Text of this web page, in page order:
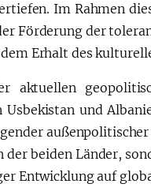
Im Rahmen
Förderung der
Erhalt des
aktuellen
Usbekistan und
der beiden Länder,
Entwicklung auf